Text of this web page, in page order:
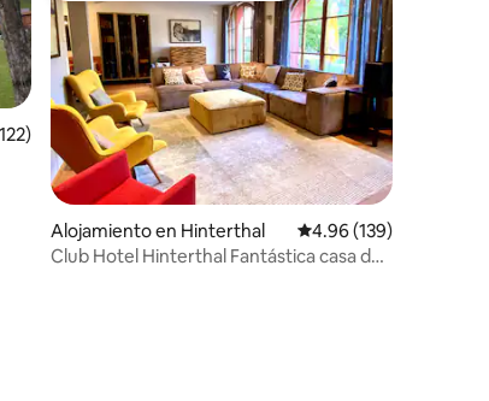
promedio: 4.97 de 5, 122 reseñas
Alojamiento en Hinterthal Calificación promedio:
4.96 (139)
Club Hotel Hinterthal Fantástica casa de